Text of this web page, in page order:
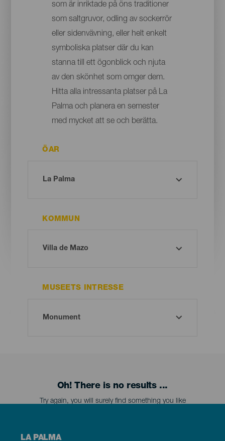
som är inriktade på öns traditioner
som saltgruvor, odling av sockerrör
eller sidenvävning, eller helt enkelt
symboliska platser där du kan
stanna till ett ögonblick och njuta
av den skönhet som omger dem.
Hitta alla intressanta platser på La
Palma och planera en semester
med mycket att se och berätta.
ÖAR
KOMMUN
MUSEETS INTRESSE
Oh! There is no results ...
Try again, you will surely find something you like
Menú
LA PALMA